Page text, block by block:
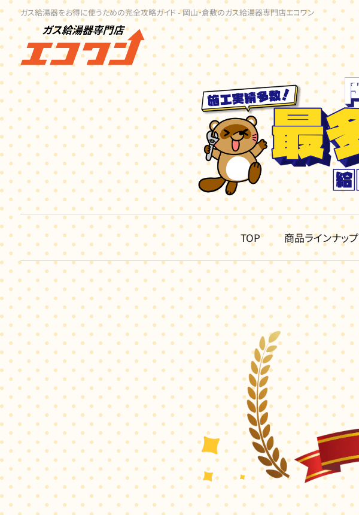
ガス給湯器をお得に使うための完全攻略ガイド - 岡山・倉敷のガス給湯器専門店エコワン
TOP 商品ラインナップ